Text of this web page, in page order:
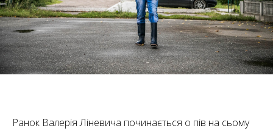
Ранок Валерія Ліневича починається о пів на сьому